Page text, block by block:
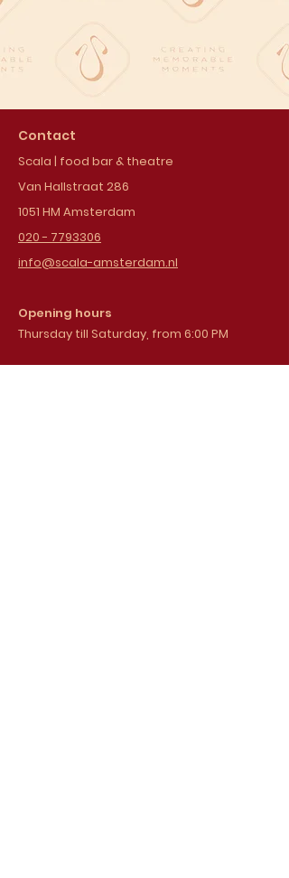
Contact
Scala | food bar & theatre
Van Hallstraat 286
1051 HM Amsterdam
020 - 7793306
info@scala-amsterdam.nl
Opening hours
Thursday till Saturday, from 6:00 PM